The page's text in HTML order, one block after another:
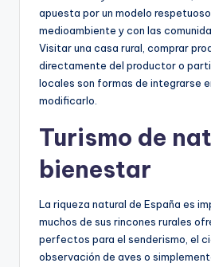
apuesta por un modelo
medioambiente y con las
Visitar una casa rural, comprar
directamente del productor o
locales son formas de integrarse
modificarlo.
Turismo de
bienestar
La riqueza natural de España es
muchos de sus rincones rurales
perfectos para el senderismo, el
observación de aves o